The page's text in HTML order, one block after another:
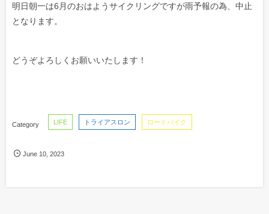
明日朝一は6月のおはようサイクリングですが雨予報の為、中止
となります。
どうぞよろしくお願いいたします！
LIFE トライアスロン ロードバイク
June 10 ,2023